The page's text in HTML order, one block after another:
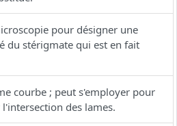
pour désigner une
du stérigmate qui est en fait
courbe ; peut s'employer pour
des lames.